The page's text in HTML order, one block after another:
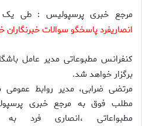
مرجع خبری پرسپولیس : طی یک
انصاریفرد پاسخگو سوالات خبرنگاران
برگزار خواهد شد.
مرتضی ضرابی، مدیر روابط
مطلب فوق به مرجع خبری
مطبواعاتی ،انصاری فرد به